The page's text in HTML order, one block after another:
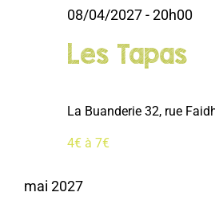
Les Tapas
08/04/2027 - 20h00
La Buanderie 32, rue
4€ à 7€
mai 2027